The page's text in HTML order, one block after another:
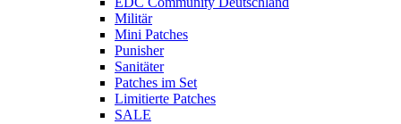
Militär
Mini Patches
Punisher
Sanitäter
Patches im Set
Limitierte Patches
SALE